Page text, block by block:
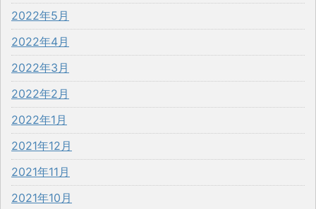
2022年5月
2022年4月
2022年3月
2022年2月
2022年1月
2021年12月
2021年11月
2021年10月